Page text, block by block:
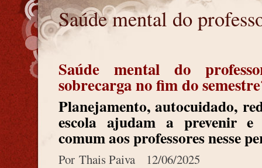
Saúde mental do
Saúde mental do
sobrecarga no fim do
Planejamento, autocuidado,
escola ajudam a prevenir e
comum aos professores nesse
Por Thais Paiva 12/06/2025